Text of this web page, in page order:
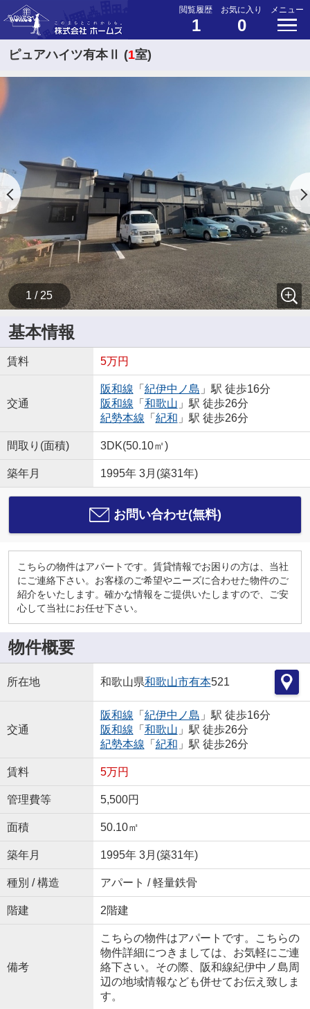
閲覧履歴
1
お気に入り
0
メニュー
ピュアハイツ有本Ⅱ (1室)
1 / 25
基本情報
賃料 5万円
交通
阪和線 「 紀伊中ノ島 」駅 徒歩16分
阪和線 「 和歌山 」駅 徒歩26分
紀勢本線 「 紀和 」駅 徒歩26分
間取り(面積) 3DK(50.10㎡)
築年月 1995年 3月(築31年)
お問い合わせ(無料)
こちらの物件はアパートです。賃貸情報でお困りの方は、当社
にご連絡下さい。お客様のご希望やニーズに合わせた物件のご
紹介をいたします。確かな情報をご提供いたしますので、ご安
心して当社にお任せ下さい。
物件概要
所在地 和歌山県和歌山市有本521
交通
阪和線 「 紀伊中ノ島 」駅 徒歩16分
阪和線 「 和歌山 」駅 徒歩26分
紀勢本線 「 紀和 」駅 徒歩26分
賃料 5万円
管理費等 5,500円
面積 50.10㎡
築年月 1995年 3月(築31年)
種別 / 構造 アパート / 軽量鉄骨
階建 2階建
備考
こちらの物件はアパートです。こちらの
物件詳細につきましては、お気軽にご連
絡下さい。その際、阪和線紀伊中ノ島周
辺の地域情報なども併せてお伝え致しま
す。